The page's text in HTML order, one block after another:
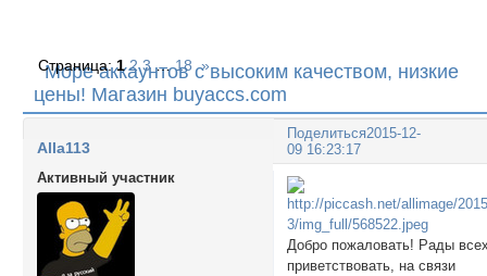
Море аккаунтов с высоким качеством, низкие
цены! Магазин buyaccs.com
Страница:1 2 3 … 18 »
Поделиться2015-12-
09 16:23:17
Alla113
Активный участник
Добро пожаловать! Рады
приветствовать, на связи